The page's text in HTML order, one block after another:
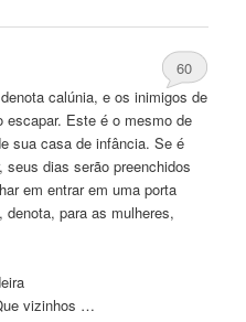
60
calúnia, e os inimigos de
Este é o mesmo de
sua casa de infância. Se é
dias serão preenchidos
em entrar em uma porta
para as mulheres,
vizinhos …